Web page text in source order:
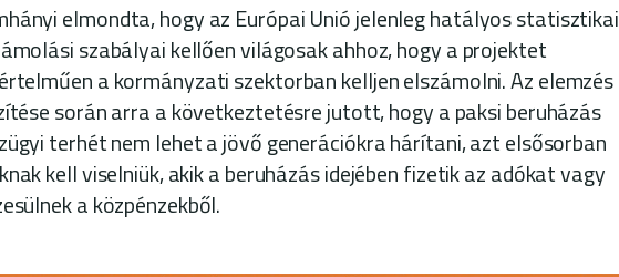
elmondta, hogy az Európai Unió jelenleg hatályos statisztikai
szabályai kellően világosak ahhoz, hogy a projektet
a kormányzati szektorban kelljen elszámolni. Az elemzés
során arra a következtetésre jutott, hogy a paksi beruházás
terhét nem lehet a jövő generációkra hárítani, azt elsősorban
kell viselniük, akik a beruházás idejében fizetik az adókat vagy
a közpénzekből.